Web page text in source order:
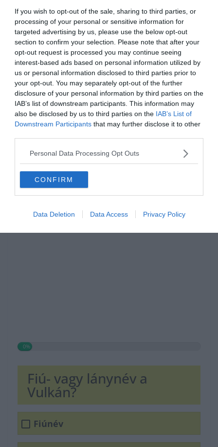
If you wish to opt-out of the sale, sharing to third parties, or
processing of your personal or sensitive information for
targeted advertising by us, please use the below opt-out
section to confirm your selection. Please note that after your
opt-out request is processed you may continue seeing
interest-based ads based on personal information utilized by
us or personal information disclosed to third parties prior to
your opt-out. You may separately opt-out of the further
disclosure of your personal information by third parties on the
IAB’s list of downstream participants. This information may
also be disclosed by us to third parties on the IAB’s List of
Downstream Participants that may further disclose it to other
Personal Data Processing Opt Outs
CONFIRM
Data Deletion Data Access Privacy Policy
közösségébe, és mutasd meg a többieknek,
hogyan teljesítettél! A kemény fejtörők után
pedig aKeresztlabda YouTube csatorna
vicces videóival könnyedén
kikapcsolódhatsz a nap hátralévő részében.
0%
Fiú- vagy lánynév a
Vulkán?
Fiúnév